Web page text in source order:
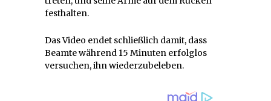
festhalten.
Das Video endet schließlich damit, dass
Beamte während 15 Minuten erfolglos
versuchen, ihn wiederzubeleben.